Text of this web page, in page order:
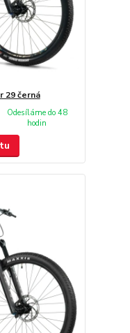
29 černá
Odesíláme do 48
hodin